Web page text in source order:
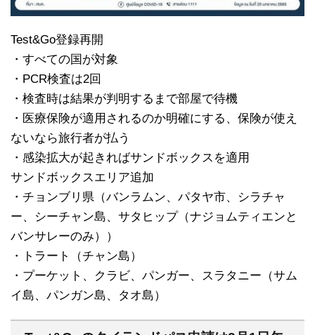
Test&Go登録再開
・すべての国が対象
・PCR検査は2回
・検査時は結果が判明するまで部屋で待機
・医療保険が適用されるのか明確にする、保険が使え
ないなら旅行者が払う
・感染拡大が起きればサンドボックスを適用
サンドボックスエリア追加
・チョンブリ県（バンラムン、パタヤ市、シラチャ
ー、シーチャン島、サタヒップ（ナジョムティエンと
バンサレーのみ））
・トラート（チャン島）
・プーケット、クラビ、パンガー、スラタニー（サム
イ島、パンガン島、タオ島）